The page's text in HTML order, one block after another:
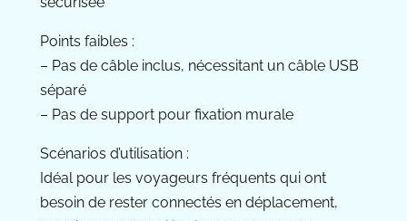
Points faibles :
– Pas de câble inclus, nécessitant un câble USB
séparé
– Pas de support pour fixation murale
Scénarios d’utilisation :
Idéal pour les voyageurs fréquents qui ont
besoin de rester connectés en déplacement,